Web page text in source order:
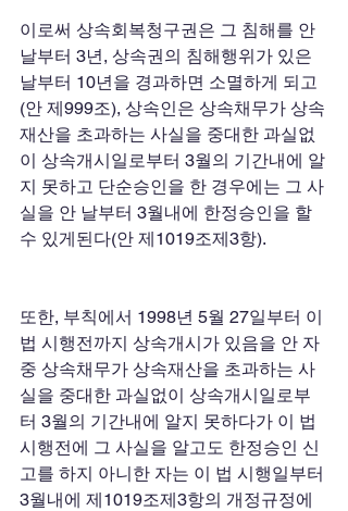
이로써 상속회복청구권은 그 침해를 안
날부터 3년, 상속권의 침해행위가 있은
날부터 10년을 경과하면 소멸하게 되고
(안 제999조), 상속인은 상속채무가 상속
재산을 초과하는 사실을 중대한 과실없
이 상속개시일로부터 3월의 기간내에 알
지 못하고 단순승인을 한 경우에는 그 사
실을 안 날부터 3월내에 한정승인을 할
수 있게된다(안 제1019조제3항).
또한, 부칙에서 1998년 5월 27일부터 이
법 시행전까지 상속개시가 있음을 안 자
중 상속채무가 상속재산을 초과하는 사
실을 중대한 과실없이 상속개시일로부
터 3월의 기간내에 알지 못하다가 이 법
시행전에 그 사실을 알고도 한정승인 신
고를 하지 아니한 자는 이 법 시행일부터
3월내에 제1019조제3항의 개정규정에